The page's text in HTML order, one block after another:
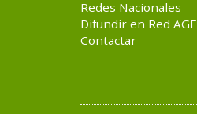
Redes Nacionales
Difundir en Red AGE
Contactar